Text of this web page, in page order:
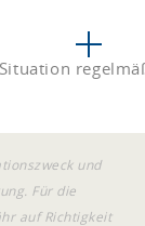
und
Für die
auf Richtigkeit